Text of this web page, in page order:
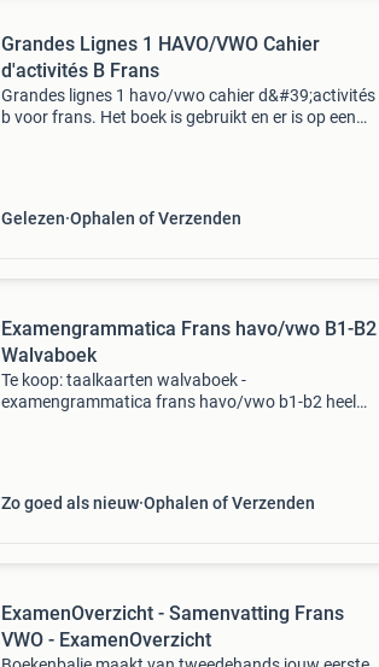
Grandes Lignes 1 HAVO/VWO Cahier
d'activités B Frans
Grandes lignes 1 havo/vwo cahier d&#39;activités
b voor frans. Het boek is gebruikt en er is op een
Gelezen Ophalen of Verzenden
Examengrammatica Frans havo/vwo B1-B2
Walvaboek
Te koop: taalkaarten walvaboek -
examengrammatica frans havo/vwo b1-b2 heel
Zo goed als nieuw Ophalen of Verzenden
ExamenOverzicht - Samenvatting Frans
VWO - ExamenOverzicht